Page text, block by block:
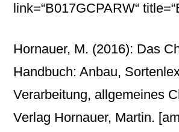
link=“B017GCPARW“
Hornauer, M. (2016): Das
Handbuch: Anbau,
Verarbeitung, allgemeines
Verlag Hornauer, Martin.